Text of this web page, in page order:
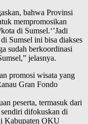
bahwa Provinsi
mempromosikan
di Sumsel.‘’Jadi
Sumsel ini bisa diakses
sudah berkoordinasi
jelasnya.
promosi wisata yang
Gran Fondo
peserta, termasuk dari
difokuskan di
Kabupaten OKU